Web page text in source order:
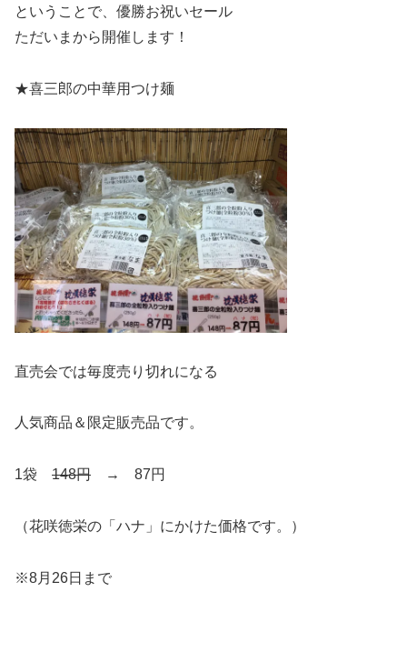
ということで、優勝お祝いセール
ただいまから開催します！
★喜三郎の中華用つけ麺
直売会では毎度売り切れになる
人気商品＆限定販売品です。
1袋 148円 → 87円
（花咲徳栄の「ハナ」にかけた価格です。）
※8月26日まで